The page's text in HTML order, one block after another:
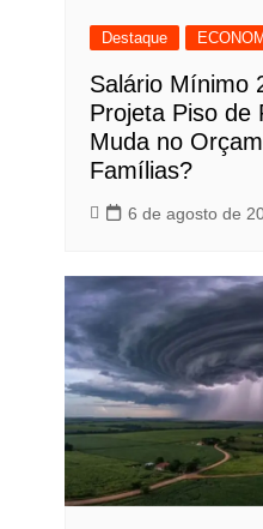
Destaque
Salário Mínimo
Projeta Piso de
Muda no
Famílias?
6 de agosto de